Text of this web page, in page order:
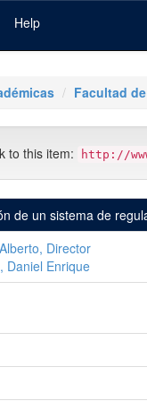
Help
Facultad
to this item: http://
de un sistema de
Director
Daniel Enrique